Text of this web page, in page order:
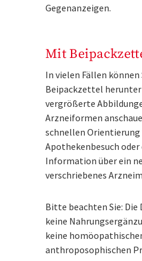
Gegenanzeigen.
Mit
In vielen Fällen können
Beipackzettel
vergrößerte
Arzneiformen
schnellen Orientierung
Apothekenbesuch oder
Information über ein
verschriebenes
Bitte beachten Sie:
keine
keine
anthroposophischen